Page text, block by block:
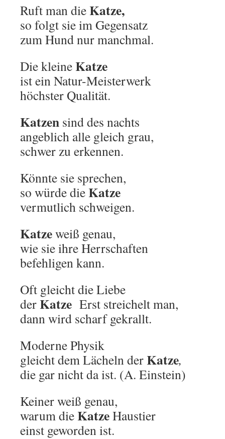
Ruft man dieKatze,
so folgt sie im Gegensatz
zum Hund nur manchmal.
Die kleineKatze
ist ein Natur-Meisterwerk
höchster Qualität.
Katzen sind des nachts
angeblich alle gleich grau,
schwer zu erkennen.
Könnte sie sprechen,
so würde dieKatze
vermutlich schweigen.
Katzeweiß genau,
wie sie ihre Herrschaften
befehligen kann.
Oft gleicht die Liebe
derKatze Erst streichelt man,
dann wird scharf gekrallt.
Moderne Physik
gleicht dem Lächeln derKatze,
die gar nicht da ist. (A. Einstein)
Keiner weiß genau,
warum dieKatzeHaustier
einst geworden ist.